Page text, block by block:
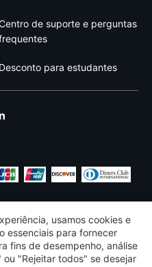
de suporte e perguntas
Desconto para estudantes
Portugal
usamos cookies e
essenciais para fornecer
fins de desempenho, análise
"Rejeitar todos" se desejar